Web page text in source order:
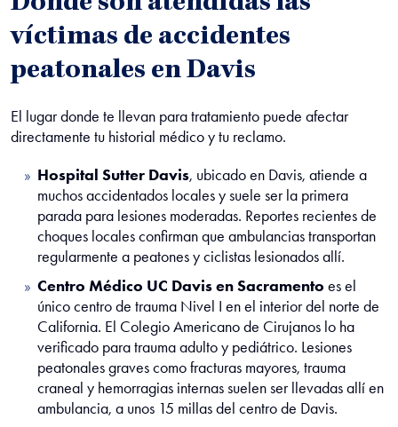
víctimas de accidentes
peatonales en Davis
El lugar donde te llevan para tratamiento puede afectar
directamente tu historial médico y tu reclamo.
Hospital Sutter Davis, ubicado en Davis, atiende a
muchos accidentados locales y suele ser la primera
parada para lesiones moderadas. Reportes recientes de
choques locales confirman que ambulancias transportan
regularmente a peatones y ciclistas lesionados allí.
Centro Médico UC Davis en Sacramento es el
único centro de trauma Nivel I en el interior del norte de
California. El Colegio Americano de Cirujanos lo ha
verificado para trauma adulto y pediátrico. Lesiones
peatonales graves como fracturas mayores, trauma
craneal y hemorragias internas suelen ser llevadas allí en
ambulancia, a unos 15 millas del centro de Davis.